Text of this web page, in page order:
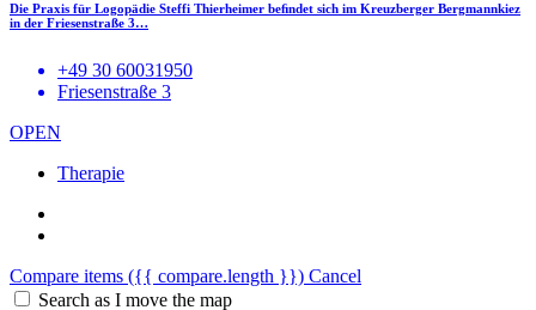
Die Praxis für Logopädie Steffi Thierheimer beﬁndet sich im Kreuzberger Bergmannkiez
in der Friesenstraße 3…
+49 30 60031950
Friesenstraße 3
OPEN
Therapie
Compare items ({{ compare.length }}) Cancel
Search as I move the map